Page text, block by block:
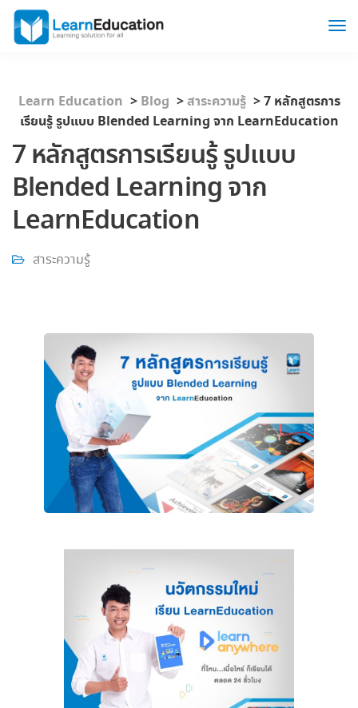
Learn Education > Blog >สาระความรู้ >7 หลักสูตรการ
เรียนรู้ รูปแบบ Blended Learning จาก LearnEducation
7 หลักสูตรการเรียนรู้ รูปแบบ
Blended Learning จาก
LearnEducation
สาระความรู้